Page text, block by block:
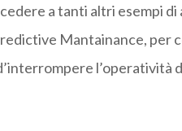
a tanti altri esempi di
Mantainance, per
l’operatività